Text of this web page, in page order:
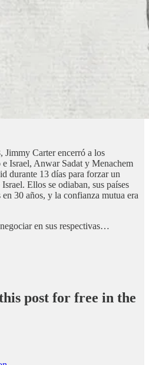
Jimmy Carter encerró a los
e Israel, Anwar Sadat y Menachem
durante 13 días para forzar un
Ellos se odiaban, sus países
30 años, y la confianza mutua era
en sus respectivas…
post for free in the